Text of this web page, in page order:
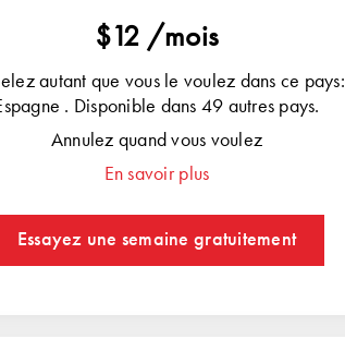
$12 /mois
autant que vous le voulez dans ce pays:
. Disponible dans 49 autres pays.
Annulez quand vous voulez
En savoir plus
Essayez une semaine gratuitement